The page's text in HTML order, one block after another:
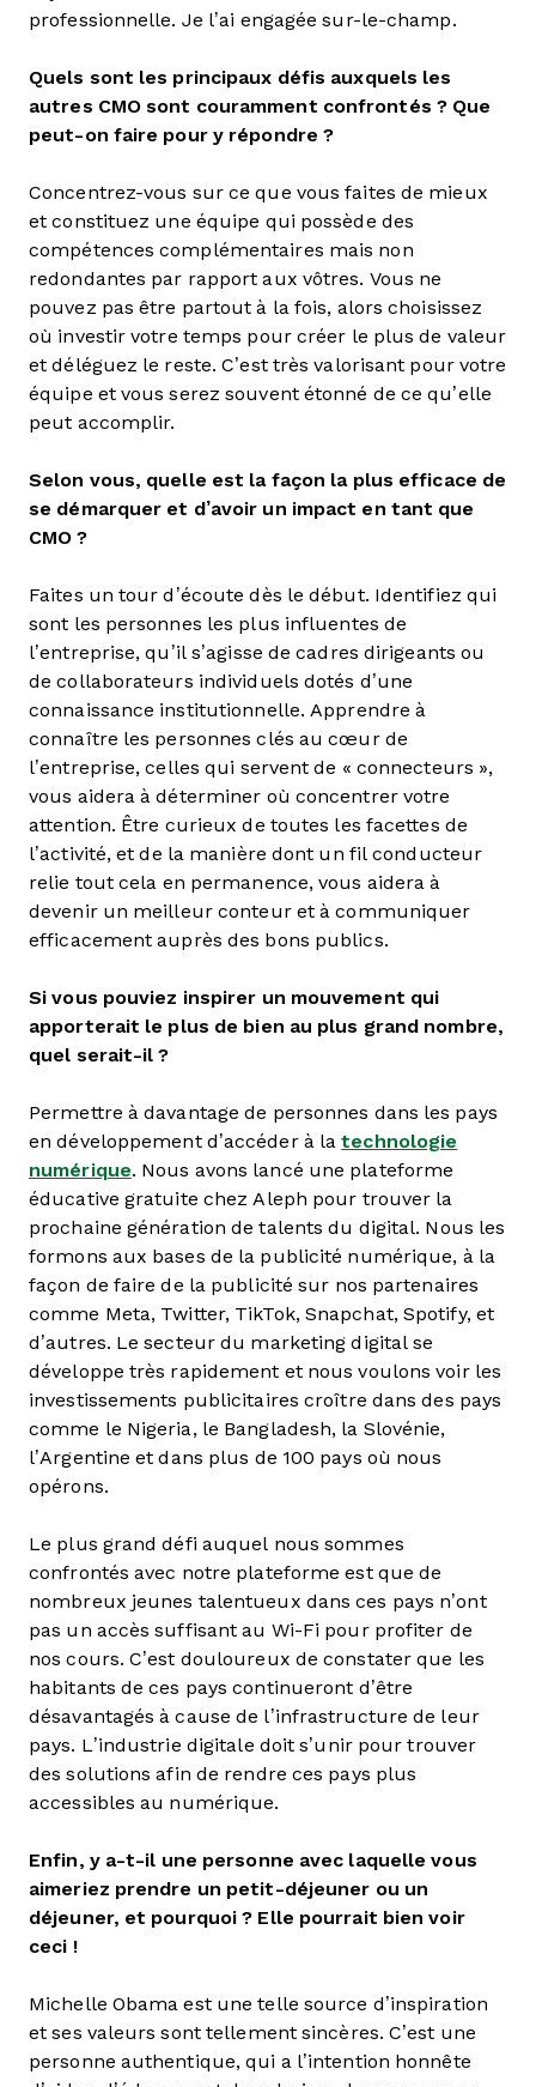
professionnelle. Je l’ai engagée sur-le-champ.
Quels sont les principaux défis auxquels les
autres CMO sont couramment confrontés ? Que
peut-on faire pour y répondre ?
Concentrez-vous sur ce que vous faites de mieux
et constituez une équipe qui possède des
compétences complémentaires mais non
redondantes par rapport aux vôtres. Vous ne
pouvez pas être partout à la fois, alors choisissez
où investir votre temps pour créer le plus de valeur
et déléguez le reste. C’est très valorisant pour votre
équipe et vous serez souvent étonné de ce qu’elle
peut accomplir.
Selon vous, quelle est la façon la plus efficace de
se démarquer et d’avoir un impact en tant que
CMO ?
Faites un tour d’écoute dès le début. Identifiez qui
sont les personnes les plus influentes de
l’entreprise, qu’il s’agisse de cadres dirigeants ou
de collaborateurs individuels dotés d’une
connaissance institutionnelle. Apprendre à
connaître les personnes clés au cœur de
l’entreprise, celles qui servent de « connecteurs »,
vous aidera à déterminer où concentrer votre
attention. Être curieux de toutes les facettes de
l’activité, et de la manière dont un fil conducteur
relie tout cela en permanence, vous aidera à
devenir un meilleur conteur et à communiquer
efficacement auprès des bons publics.
Si vous pouviez inspirer un mouvement qui
apporterait le plus de bien au plus grand nombre,
quel serait-il ?
Permettre à davantage de personnes dans les pays
en développement d’accéder à latechnologie
numérique. Nous avons lancé une plateforme
éducative gratuite chez Aleph pour trouver la
prochaine génération de talents du digital. Nous les
formons aux bases de la publicité numérique, à la
façon de faire de la publicité sur nos partenaires
comme Meta, Twitter, TikTok, Snapchat, Spotify, et
d’autres. Le secteur du marketing digital se
développe très rapidement et nous voulons voir les
investissements publicitaires croître dans des pays
comme le Nigeria, le Bangladesh, la Slovénie,
l’Argentine et dans plus de 100 pays où nous
opérons.
Le plus grand défi auquel nous sommes
confrontés avec notre plateforme est que de
nombreux jeunes talentueux dans ces pays n’ont
pas un accès suffisant au Wi-Fi pour profiter de
nos cours. C’est douloureux de constater que les
habitants de ces pays continueront d’être
désavantagés à cause de l’infrastructure de leur
pays. L’industrie digitale doit s’unir pour trouver
des solutions afin de rendre ces pays plus
accessibles au numérique.
Enfin, y a-t-il une personne avec laquelle vous
aimeriez prendre un petit-déjeuner ou un
déjeuner, et pourquoi ? Elle pourrait bien voir
ceci !
Michelle Obama est une telle source d’inspiration
et ses valeurs sont tellement sincères. C’est une
personne authentique, qui a l’intention honnête